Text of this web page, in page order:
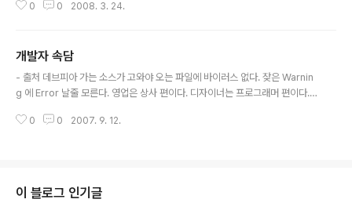
========================================= 현실의 IT
유리한것처럼 보이는걸 좋아한다.
0 0 2008. 3. 24.
개발자 속담
- 출처 데브피아 가는 소스가 고와야 오는 파일에 바이러스 없다. 잦은 Warnin
g 에 Error 날줄 모른다. 영업은 상사 편이다. 디자이너는 프로그래머 편이다.
난다. 에러 무서워서 코딩 못 할까 소스가 한 박스라도 코딩을 해야 프로그램이
한다. 아니 코딩한 소스에 버그 날까? 안 되는 코더는 엔터를 쳐도 PC가 다운된
다. 잘되면 프로그래머 탓, 못되면 시스템 탓. 야한 화일..
0 0 2007. 9. 12.
이 블로그 인기글